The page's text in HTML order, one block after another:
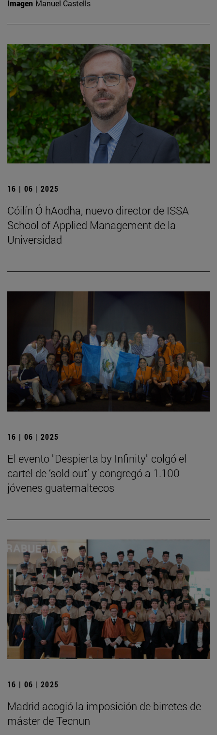
Imagen Manuel Castells
16 | 06 | 2025
Cóilín Ó hAodha, nuevo director de ISSA
School of Applied Management de la
Universidad
16 | 06 | 2025
El evento "Despierta by Infinity" colgó el
cartel de ‘sold out’ y congregó a 1.100
jóvenes guatemaltecos
16 | 06 | 2025
Madrid acogió la imposición de birretes de
máster de Tecnun